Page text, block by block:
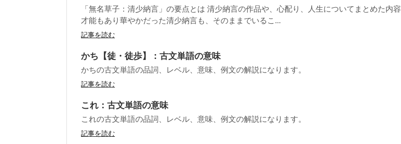
「無名草子：清少納言」の要点とは 清少納言の作品や、心配り、人生についてまとめた内容
才能もあり華やかだった清少納言も、そのままでいるこ...
記事を読む
かち【徒・徒歩】：古文単語の意味
かちの古文単語の品詞、レベル、意味、例文の解説になります。
記事を読む
これ：古文単語の意味
これの古文単語の品詞、レベル、意味、例文の解説になります。
記事を読む